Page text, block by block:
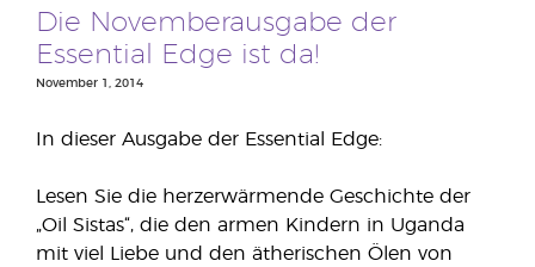
Die Novemberausgabe der
Essential Edge ist da!
November 1, 2014
In dieser Ausgabe der Essential Edge:
Lesen Sie die herzerwärmende Geschichte der
„Oil Sistas“, die den armen Kindern in Uganda
mit viel Liebe und den ätherischen Ölen von